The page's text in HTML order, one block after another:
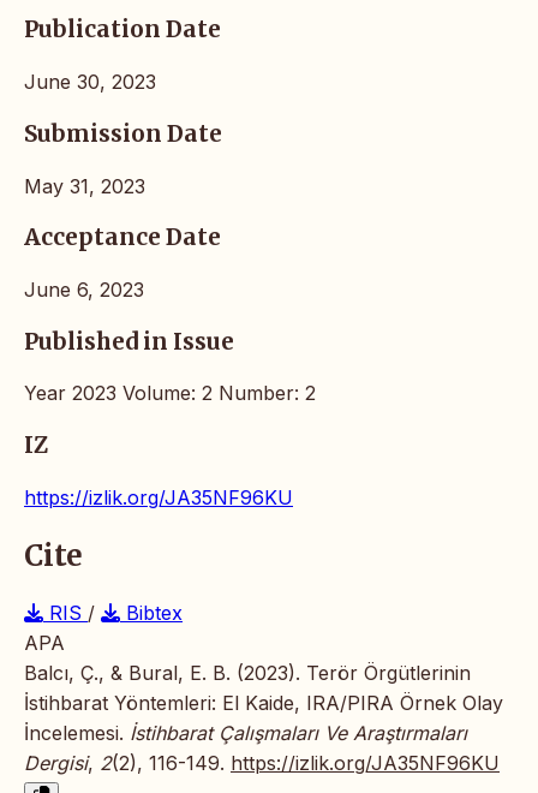
Publication Date
June 30, 2023
Submission Date
May 31, 2023
Acceptance Date
June 6, 2023
Published in Issue
Year 2023 Volume: 2 Number: 2
IZ
https://izlik.org/JA35NF96KU
Cite
RIS /
Bibtex
APA
Balcı, Ç., & Bural, E. B. (2023). Terör Örgütlerinin
İstihbarat Yöntemleri: El Kaide, IRA/PIRA Örnek Olay
İncelemesi. İstihbarat Çalışmaları Ve Araştırmaları
Dergisi, 2(2), 116-149. https://izlik.org/JA35NF96KU